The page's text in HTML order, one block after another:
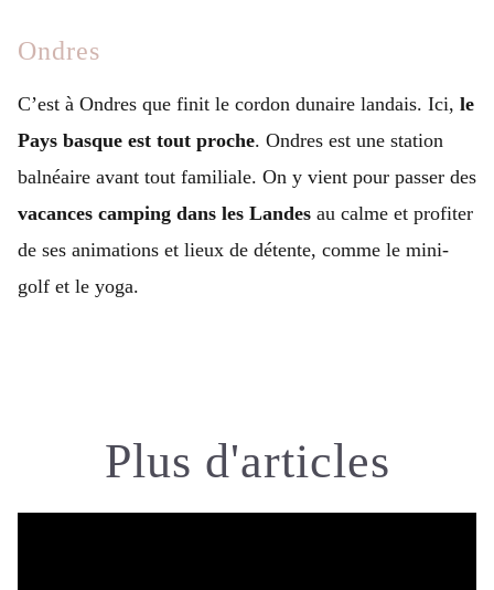
Ondres
C’est à Ondres que finit le cordon dunaire landais. Ici, le
Pays basque est tout proche. Ondres est une station
balnéaire avant tout familiale. On y vient pour passer des
vacances camping dans les Landes au calme et profiter
de ses animations et lieux de détente, comme le mini-
golf et le yoga.
Plus d'articles